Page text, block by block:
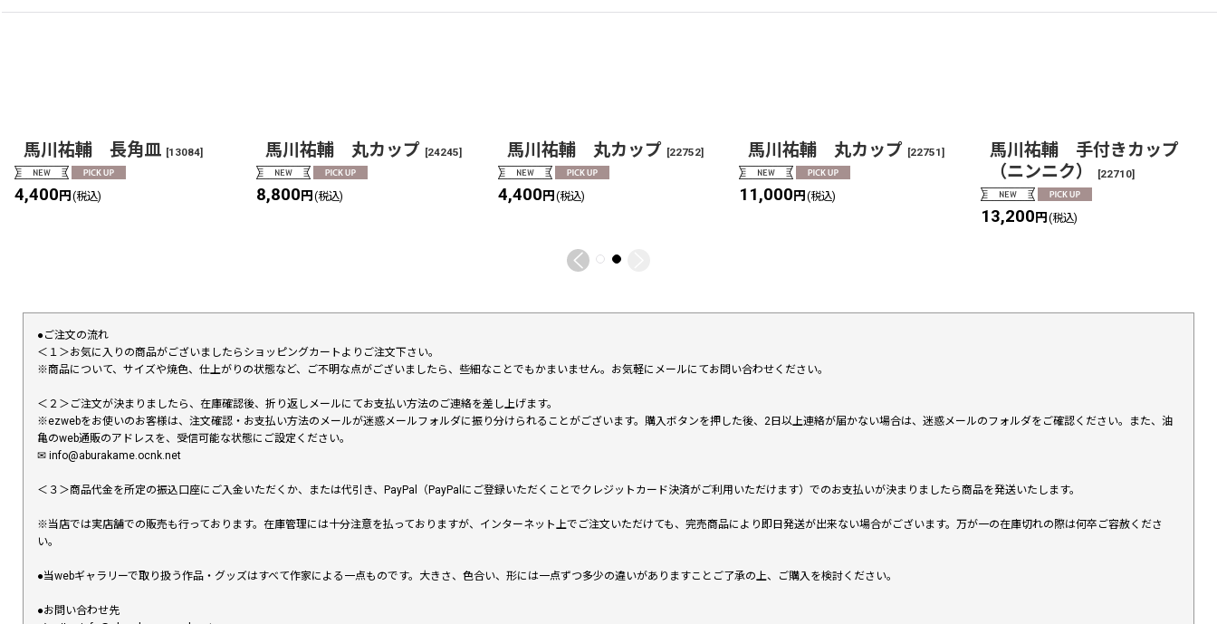
馬川祐輔 長角皿 [13084]
4,400円 (税込)
馬川祐輔 丸カップ [24245]
8,800円 (税込)
馬川祐輔 丸カップ [22752]
4,400円 (税込)
馬川祐輔 丸カップ [22751]
11,000円 (税込)
馬川祐輔 手付きカップ
（ニンニク）
[22710]
13,200円 (税込)
●ご注文の流れ
＜１＞お気に入りの商品がございましたらショッピングカートよりご注文下さい。
※商品について、サイズや焼色、仕上がりの状態など、ご不明な点がございましたら、些細なことでもかまいません。お気軽にメールにてお問い合わせください。
＜２＞ご注文が決まりましたら、在庫確認後、折り返しメールにてお支払い方法のご連絡を差し上げます。
※ezwebをお使いのお客様は、注文確認・お支払い方法のメールが迷惑メールフォルダに振り分けられることがございます。購入ボタンを押した後、2日以上連絡が届かない場合は、迷惑メールのフォルダをご確認ください。また、油
亀のweb通販のアドレスを、受信可能な状態にご設定ください。
✉︎ info@aburakame.ocnk.net
＜３＞商品代金を所定の振込口座にご入金いただくか、または代引き、PayPal（PayPalにご登録いただくことでクレジットカード決済がご利用いただけます）でのお支払いが決まりましたら商品を発送いたします。
※当店では実店舗での販売も行っております。在庫管理には十分注意を払っておりますが、インターネット上でご注文いただけても、完売商品により即日発送が出来ない場合がございます。万が一の在庫切れの際は何卒ご容赦くださ
い。
●当webギャラリーで取り扱う作品・グッズはすべて作家による一点ものです。大きさ、色合い、形には一点ずつ多少の違いがありますことご了承の上、ご購入を検討ください。
●お問い合わせ先